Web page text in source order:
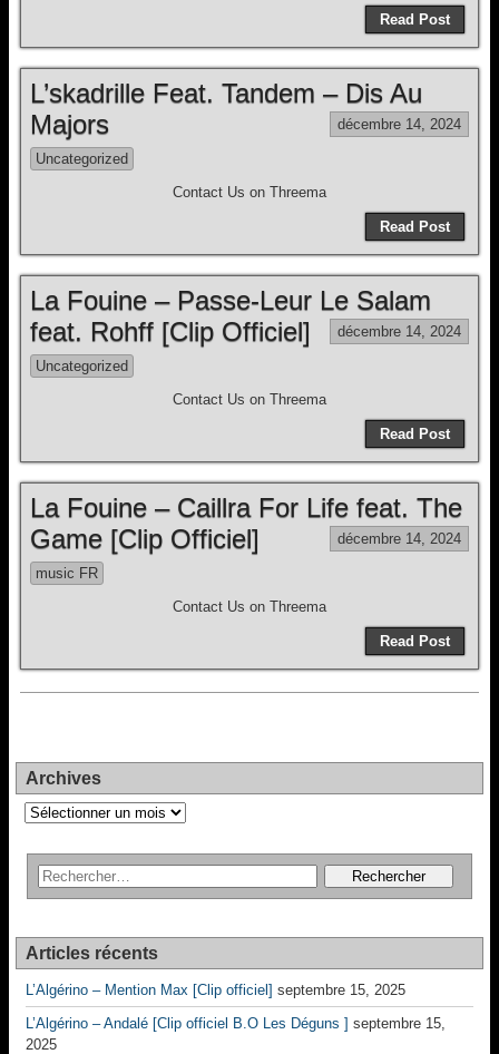
Read Post
L’skadrille Feat. Tandem – Dis Au
Majors
décembre 14, 2024
Uncategorized
Contact Us on Threema
Read Post
La Fouine – Passe-Leur Le Salam
feat. Rohff [Clip Officiel]
décembre 14, 2024
Uncategorized
Contact Us on Threema
Read Post
La Fouine – Caillra For Life feat. The
Game [Clip Officiel]
décembre 14, 2024
music FR
Contact Us on Threema
Read Post
Archives
Archives
Articles récents
L’Algérino – Mention Max [Clip officiel] septembre 15, 2025
L’Algérino – Andalé [Clip officiel B.O Les Déguns ] septembre 15,
2025